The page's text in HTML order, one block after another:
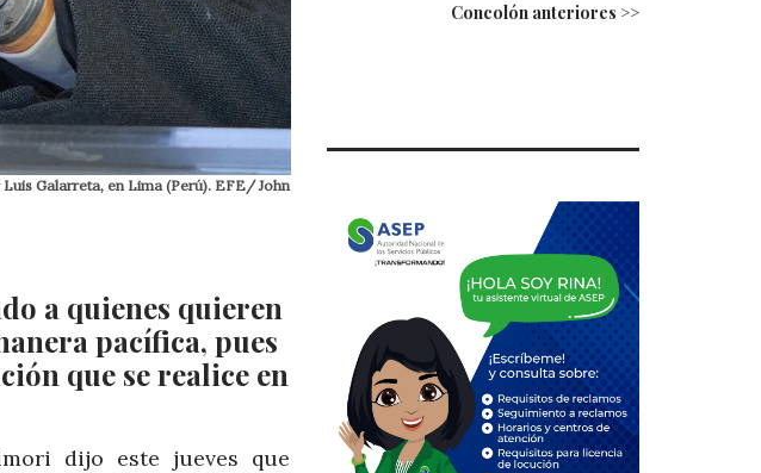
Galarreta, en Lima (Perú). EFE/ John
a quienes quieren
pacífica, pues
que se realice en
dijo este jueves que
Concolón anteriores >>